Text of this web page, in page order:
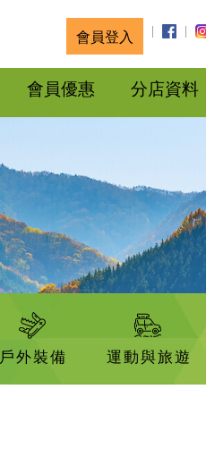
會員登入
會員優惠 分店資料
戶外裝備 運動與旅遊